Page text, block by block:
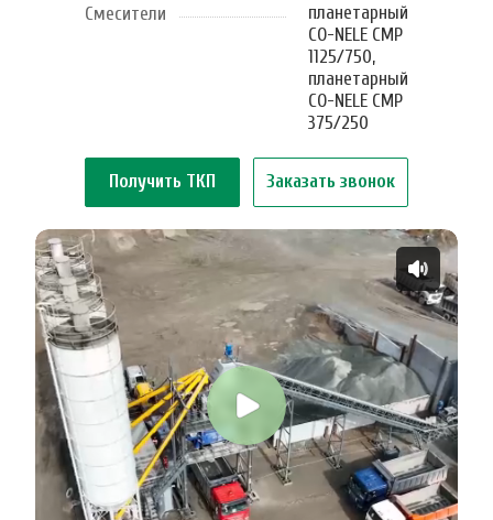
Смесители
планетарный
CO-NELE CMP
1125/750,
планетарный
CO-NELE CMP
375/250
Получить ТКП Заказать звонок